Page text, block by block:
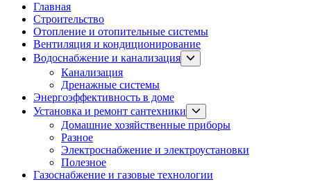
Главная
Строительство
Отопление и отопительные системы
Вентиляция и кондиционирование
Водоснабжение и канализация
Show
sub
Канализация
Дренажные системы
Энергоэффективность в доме
Установка и ремонт сантехники
sub
menu
Домашние хозяйственные приборы
Разное
Электроснабжение и электроустановки
Полезное
Газоснабжение и газовые технологии